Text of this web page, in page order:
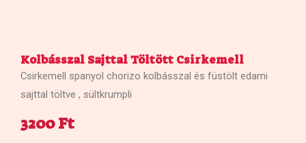
Kolbásszal Sajttal Töltött Csirkemell
Csirkemell spanyol chorizo kolbásszal és füstölt edami
sajttal töltve , sültkrumpli
3200 Ft